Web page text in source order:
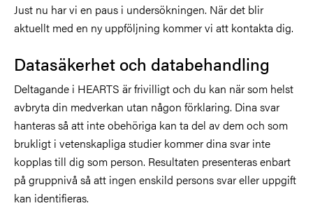
Just nu har vi en paus i undersökningen. När det blir
aktuellt med en ny uppföljning kommer vi att kontakta dig.
Datasäkerhet och databehandling
Deltagande i HEARTS är frivilligt och du kan när som helst
avbryta din medverkan utan någon förklaring. Dina svar
hanteras så att inte obehöriga kan ta del av dem och som
brukligt i vetenskapliga studier kommer dina svar inte
kopplas till dig som person. Resultaten presenteras enbart
på gruppnivå så att ingen enskild persons svar eller uppgift
kan identifieras.